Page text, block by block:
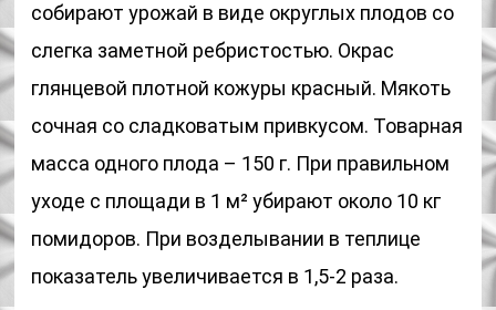
собирают урожай в виде округлых плодов со
слегка заметной ребристостью. Окрас
глянцевой плотной кожуры красный. Мякоть
сочная со сладковатым привкусом. Товарная
масса одного плода – 150 г. При правильном
уходе с площади в 1 м² убирают около 10 кг
помидоров. При возделывании в теплице
показатель увеличивается в 1,5-2 раза.